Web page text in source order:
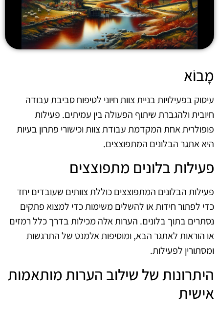
מָבוֹא
עיסוק בפעילויות בניית צוות חיוני לטיפוח סביבת עבודה
חיובית ולהגברת שיתוף הפעולה בין עמיתים. פעילות
פופולרית אחת המקדמת עבודת צוות וכישורי פתרון בעיות
היא אתגר הבלונים המתפוצצים.
פעילות בלונים מתפוצצים
פעילות הבלונים המתפוצצים כוללת צוותים שעובדים יחד
כדי לפתור חידות או להשלים משימות כדי למצוא פתקים
נסתרים בתוך בלונים. הערות אלה מכילות בדרך כלל רמזים
או הוראות לאתגר הבא, ומוסיפות אלמנט של התרגשות
ומסתורין לפעילות.
היתרונות של שילוב הערות מותאמות
אישית